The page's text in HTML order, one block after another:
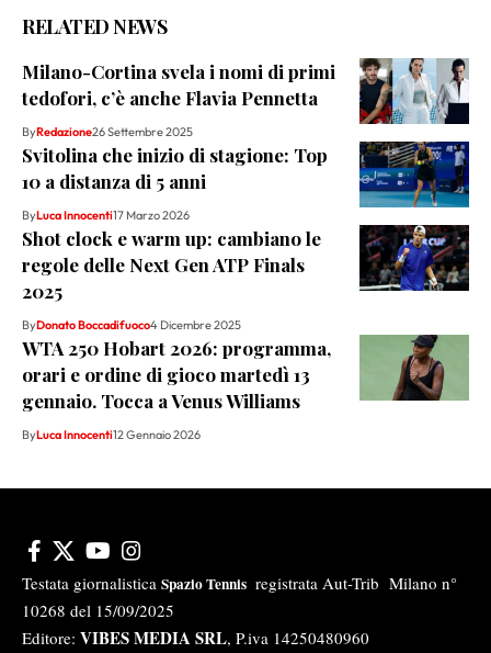
RELATED NEWS
Milano-Cortina svela i nomi di primi
tedofori, c’è anche Flavia Pennetta
ByRedazione26 Settembre 2025
Svitolina che inizio di stagione: Top
10 a distanza di 5 anni
ByLuca Innocenti17 Marzo 2026
Shot clock e warm up: cambiano le
regole delle Next Gen ATP Finals
2025
ByDonato Boccadifuoco4 Dicembre 2025
WTA 250 Hobart 2026: programma,
orari e ordine di gioco martedì 13
gennaio. Tocca a Venus Williams
ByLuca Innocenti12 Gennaio 2026
Testata giornalistica Spazio Tennis registrata Aut-Trib Milano n°
10268 del 15/09/2025
Editore: VIBES MEDIA SRL, P.iva 14250480960